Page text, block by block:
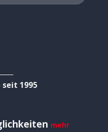
seit 1995
mehr